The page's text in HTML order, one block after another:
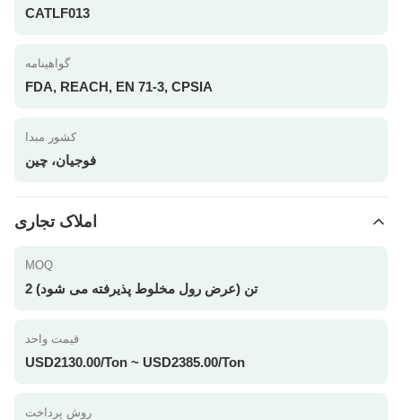
CATLF013
گواهینامه
FDA, REACH, EN 71-3, CPSIA
کشور مبدا
فوجیان، چین
املاک تجاری
MOQ
2 تن (عرض رول مخلوط پذیرفته می شود)
قیمت واحد
USD2130.00/Ton ~ USD2385.00/Ton
روش پرداخت